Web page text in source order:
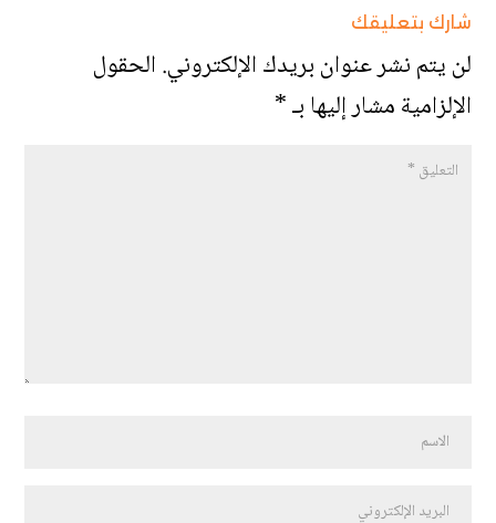
شارك بتعليقك
لن يتم نشر عنوان بريدك الإلكتروني.الحقول
الإلزامية مشار إليها بـ*